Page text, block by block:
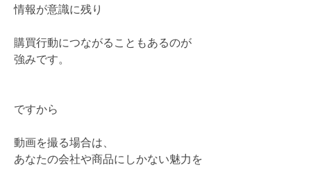
情報が意識に残り
購買行動につながることもあるのが
強みです。
ですから
動画を撮る場合は、
あなたの会社や商品にしかない魅力を